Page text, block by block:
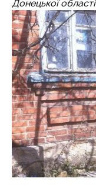
Донецької області